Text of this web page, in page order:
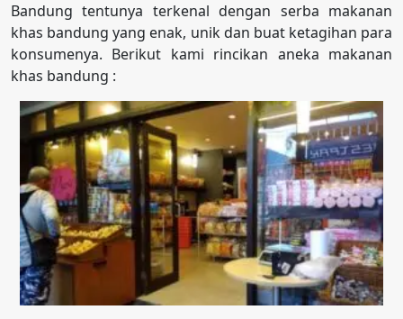
Bandung tentunya terkenal dengan serba makanan
khas bandung yang enak, unik dan buat ketagihan para
konsumenya. Berikut kami rincikan aneka makanan
khas bandung :